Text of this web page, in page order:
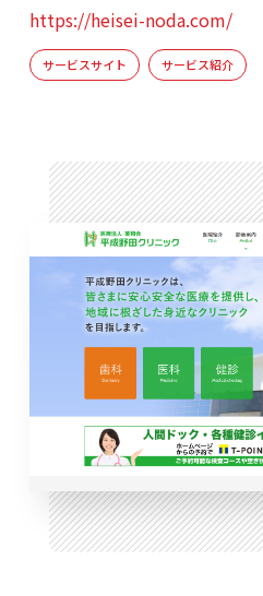
https://heisei-noda.com/
サービスサイト サービス紹介